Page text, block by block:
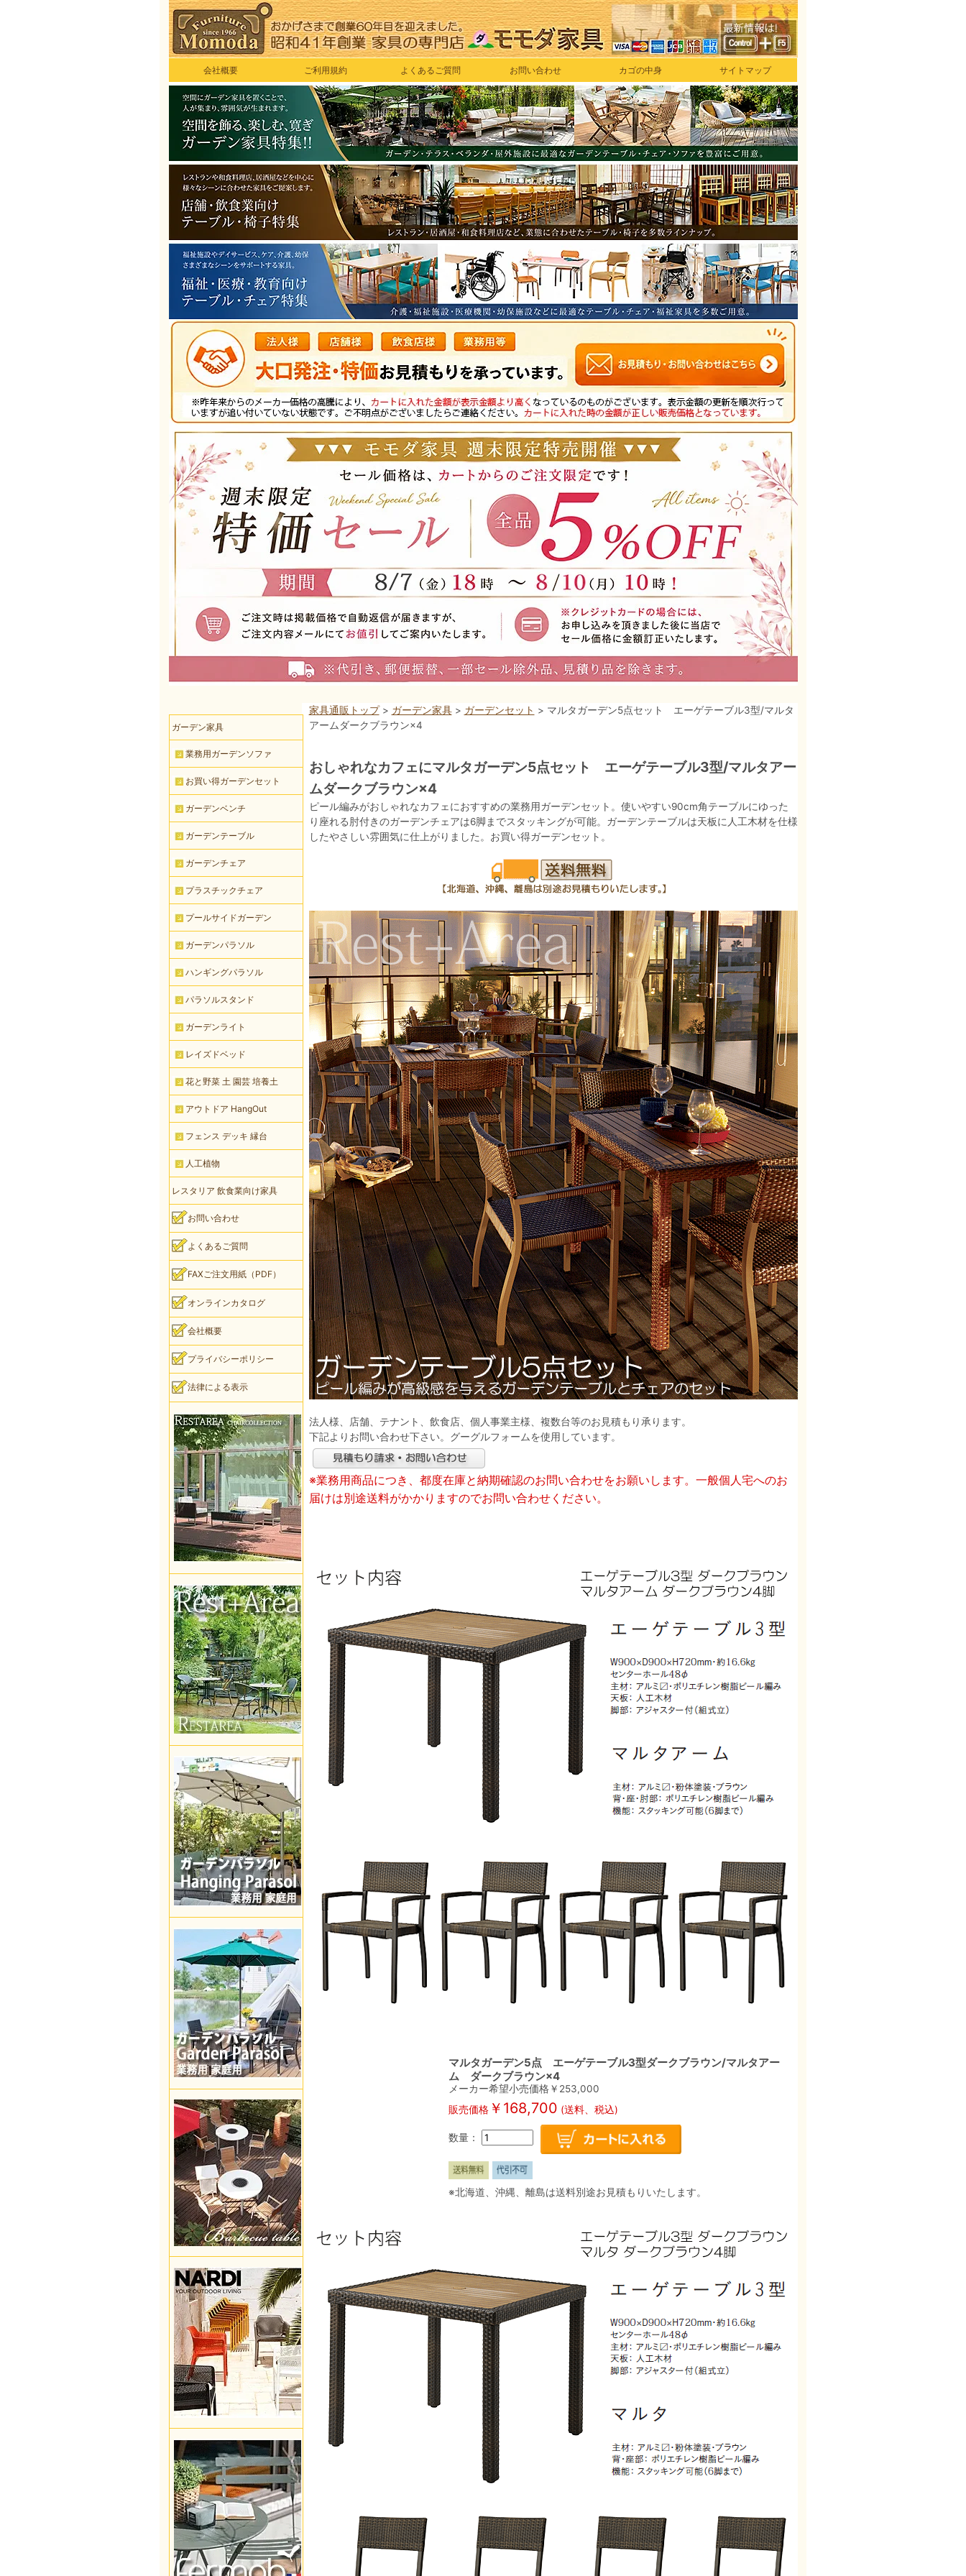
会社概要 ご利用規約 よくあるご質問 お問い合わせ カゴの中身 サイトマップ
家具通販トップ> ガーデン家具> ガーデンセット > マルタガーデン5点セット エーゲテーブル3型/マルタ
アームダークブラウン×4
おしゃれなカフェにマルタガーデン5点セット エーゲテーブル3型/マルタアー
ムダークブラウン×4
ピール編みがおしゃれなカフェにおすすめの業務用ガーデンセット。使いやすい90cm角テーブルにゆった
り座れる肘付きのガーデンチェアは6脚までスタッキングが可能。ガーデンテーブルは天板に人工木材を仕様
したやさしい雰囲気に仕上がりました。お買い得ガーデンセット。
法人様、店舗、テナント、飲食店、個人事業主様、複数台等のお見積もり承ります。
下記よりお問い合わせ下さい。グーグルフォームを使用しています。
※業務用商品につき、都度在庫と納期確認のお問い合わせをお願いします。一般個人宅へのお
届けは別途送料がかかりますのでお問い合わせください。
マルタガーデン5点 エーゲテーブル3型ダークブラウン/マルタアー
ム ダークブラウン×4
メーカー希望小売価格￥ 253,000
販売価格￥ 168,700 (送料、税込)
数量：
※北海道、沖縄、離島は送料別途お見積もりいたします。
ガーデン家具
業務用ガーデンソファ
お買い得ガーデンセット
ガーデンベンチ
ガーデンテーブル
ガーデンチェア
プラスチックチェア
プールサイドガーデン
ガーデンパラソル
ハンギングパラソル
パラソルスタンド
ガーデンライト
レイズドベッド
花と野菜 土 園芸 培養土
アウトドア HangOut
フェンス デッキ 縁台
人工植物
レスタリア 飲食業向け家具
お問い合わせ
よくあるご質問
FAXご注文用紙（PDF）
オンラインカタログ
会社概要
プライバシーポリシー
法律による表示